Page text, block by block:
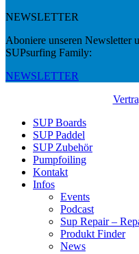
NEWSLETTER
Aboniere unseren Newsletter
SUPsurfing Family:
NEWSLETTER
SUP Boards
SUP Paddel
SUP Zubehör
Pumpfoiling
Kontakt
Infos
Events
Podcast
Sup Repair –
Produkt Finder
News